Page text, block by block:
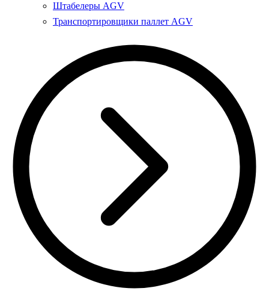
Штабелеры AGV
Транспортировщики паллет AGV